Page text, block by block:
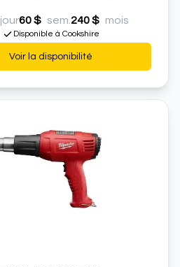
jour60 $ sem. 240 $ mois
Disponible à Cookshire
Voir la disponibilité